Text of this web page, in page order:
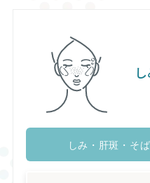
しみ・肝斑・そ